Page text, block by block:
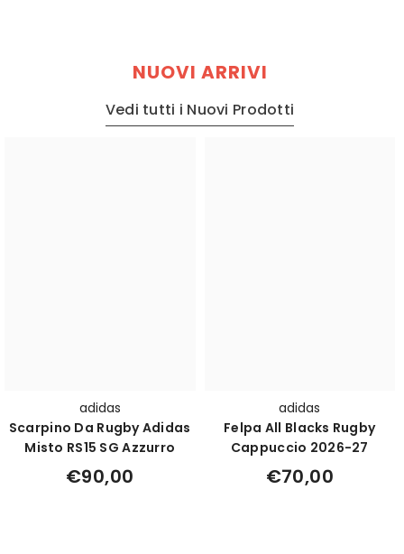
NUOVI ARRIVI
Vedi tutti i Nuovi Prodotti
adidas
Scarpino Da Rugby Adidas
Misto RS15 SG Azzurro
€90,00
adidas
Felpa All Blacks Rugby
Cappuccio 2026-27
€70,00